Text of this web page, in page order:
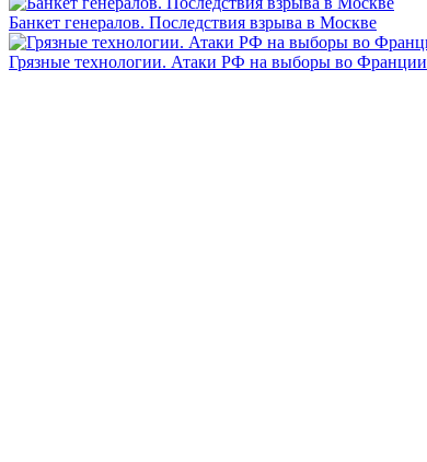
Банкет генералов. Последствия взрыва в Москве
Грязные технологии. Атаки РФ на выборы во Франции